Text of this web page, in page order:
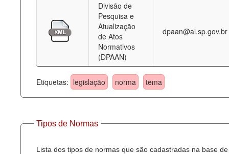
Divisão de
Pesquisa e
Atualização
de Atos
Normativos
(DPAAN)
dpaan@al.sp.gov.br
Etiquetas: legislação norma tema
Tipos de Normas
Lista dos tipos de normas que são cadastradas na base de